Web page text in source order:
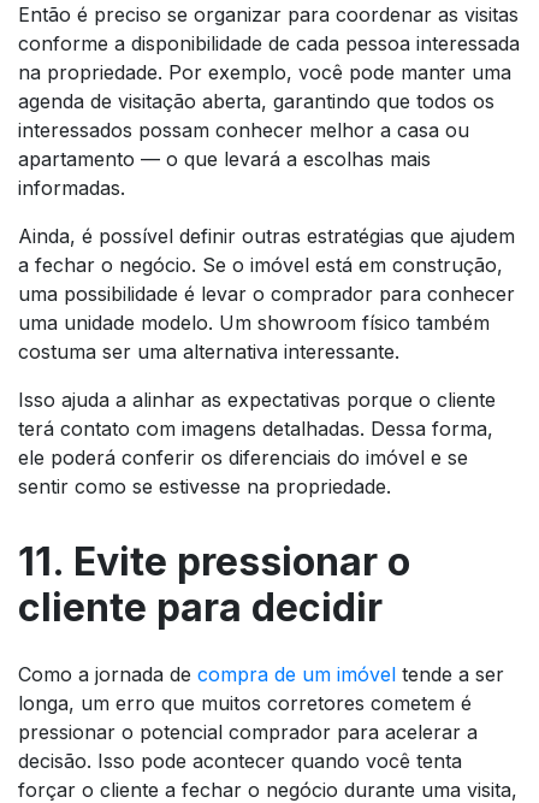
Então é preciso se organizar para coordenar as visitas
conforme a disponibilidade de cada pessoa interessada
na propriedade. Por exemplo, você pode manter uma
agenda de visitação aberta, garantindo que todos os
interessados possam conhecer melhor a casa ou
apartamento — o que levará a escolhas mais
informadas.
Ainda, é possível definir outras estratégias que ajudem
a fechar o negócio. Se o imóvel está em construção,
uma possibilidade é levar o comprador para conhecer
uma unidade modelo. Um showroom físico também
costuma ser uma alternativa interessante.
Isso ajuda a alinhar as expectativas porque o cliente
terá contato com imagens detalhadas. Dessa forma,
ele poderá conferir os diferenciais do imóvel e se
sentir como se estivesse na propriedade.
11. Evite pressionar o
cliente para decidir
Como a jornada de compra de um imóvel tende a ser
longa, um erro que muitos corretores cometem é
pressionar o potencial comprador para acelerar a
decisão. Isso pode acontecer quando você tenta
forçar o cliente a fechar o negócio durante uma visita,